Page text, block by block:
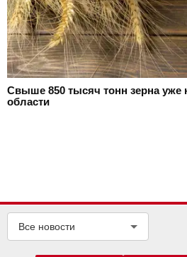
Свыше 850 тысяч тонн зерна уже
области
Все новости